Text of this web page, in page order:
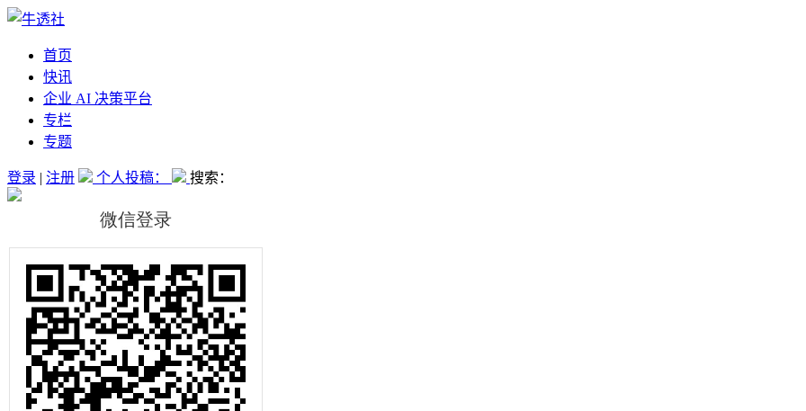
首页
快讯
企业 AI 决策平台
专栏
专题
登录 | 注册 个人投稿： 搜索：